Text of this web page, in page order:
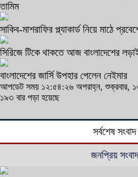
তামিম
সাকিব-মাশরাফির প্ল্যাকার্ড নিয়ে মাঠে
সিরিজে টিকে থাকতে আজ বাংলাদেশের
বাংলাদেশের জার্সি উপহার পেলেন নেইমার
আপডেট সময় ১২:৫৪:২৬ অপরাহ্ন, শুক্রবার,
১৯৩ বার পড়া হয়েছে
সর্বশেষ সংবাদ
জনপ্রিয় সংবাদ